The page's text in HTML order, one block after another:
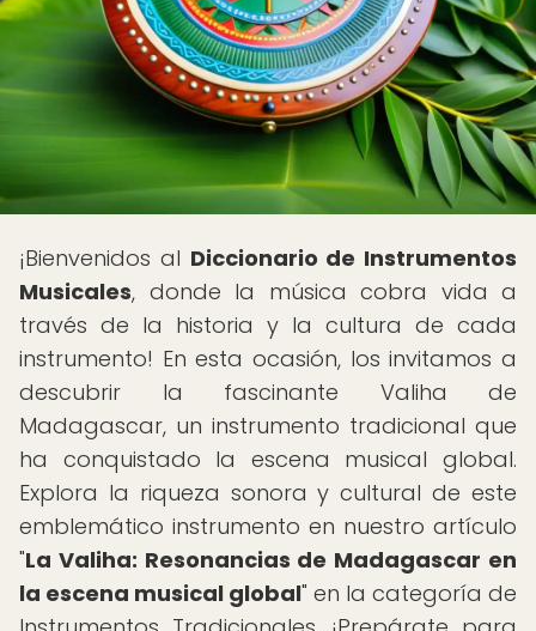
¡Bienvenidos al Diccionario de Instrumentos
Musicales, donde la música cobra vida a
través de la historia y la cultura de cada
instrumento! En esta ocasión, los invitamos a
descubrir la fascinante Valiha de
Madagascar, un instrumento tradicional que
ha conquistado la escena musical global.
Explora la riqueza sonora y cultural de este
emblemático instrumento en nuestro artículo
"La Valiha: Resonancias de Madagascar en
la escena musical global" en la categoría de